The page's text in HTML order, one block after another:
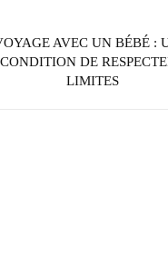
AVEC UN BÉBÉ :
DE
LIMITES